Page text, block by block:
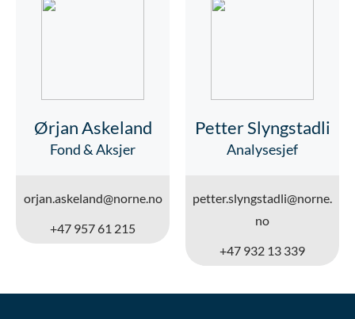
Ørjan Askeland
Fond & Aksjer
orjan.askeland@norne.no
+47 957 61 215
Petter Slyngstadli
Analysesjef
petter.slyngstadli@norne.
no
+47 932 13 339